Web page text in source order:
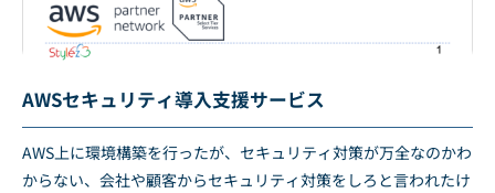
AWSセキュリティ導入支援サービス
AWS上に環境構築を行ったが、セキュリティ対策が万全なのかわ
からない、会社や顧客からセキュリティ対策をしろと言われたけ